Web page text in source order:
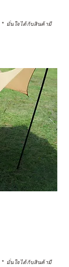
* มั่นใจได้กับสินค้ามี
* มั่นใจได้กับสินค้ามี